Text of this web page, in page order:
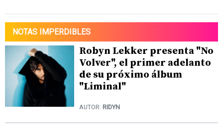
NOTAS IMPERDIBLES
Robyn Lekker presenta "No
Volver", el primer adelanto
de su próximo álbum
"Liminal"
AUTOR: RIDYN